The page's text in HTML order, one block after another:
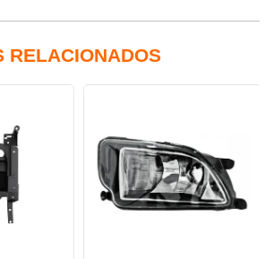
RELACIONADOS